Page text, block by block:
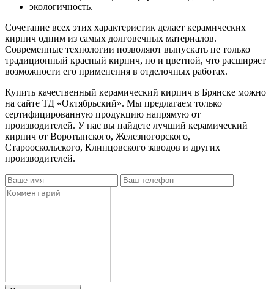
экологичность.
Сочетание всех этих характеристик делает керамических
кирпич одним из самых долговечных материалов.
Современные технологии позволяют выпускать не только
традиционный красный кирпич, но и цветной, что расширяет
возможности его применения в отделочных работах.
Купить качественный керамический кирпич в Брянске можно
на сайте ТД «Октябрьский». Мы предлагаем только
сертифицированную продукцию напрямую от
производителей. У нас вы найдете лучший керамический
кирпич от Воротынского, Железногорского,
Старооскольского, Клинцовского заводов и других
производителей.